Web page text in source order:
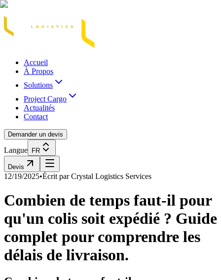
Acasă
Accueil
À Propos
Solutions
Project Cargo
Actualités
Contact
Demander un devis
Langue FR
Devis
12/19/2025•Écrit par Crystal Logistics Services
Combien de temps faut-il pour
qu'un colis soit expédié ? Guide
complet pour comprendre les
délais de livraison.